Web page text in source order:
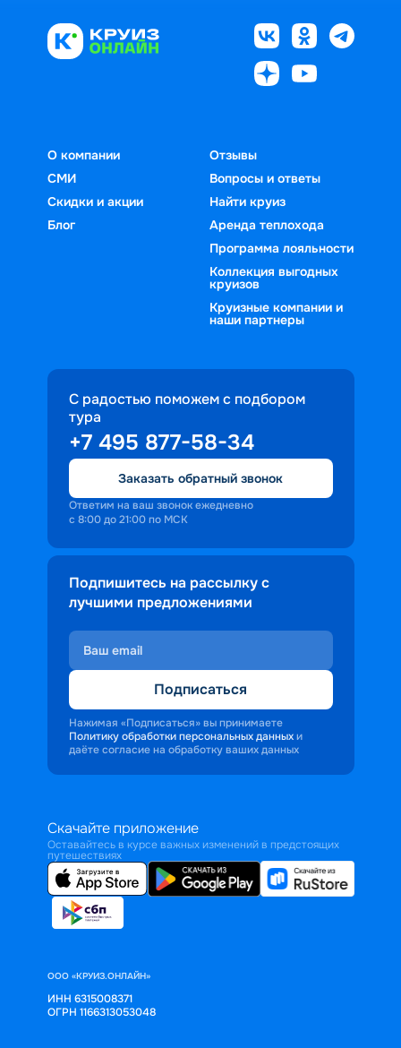
О компании
СМИ
Скидки и акции
Блог
Отзывы
Вопросы и ответы
Найти круиз
Аренда теплохода
Программа лояльности
Коллекция выгодных
круизов
Круизные компании и
наши партнеры
С радостью поможем с подбором
тура
+7 495 877-58-34
Заказать обратный звонок
Ответим на ваш звонок ежедневно
с 8:00 до 21:00 по МСК
Подпишитесь на рассылку с
лучшими предложениями
Подписаться
Нажимая «Подписаться» вы принимаете
Политику обработки персональных данных и
даёте согласие на обработку ваших данных
Скачайте приложение
Оставайтесь в курсе важных изменений в предстоящих
путешествиях
ООО «КРУИЗ.ОНЛАЙН»
ИНН 6315008371
ОГРН 1166313053048